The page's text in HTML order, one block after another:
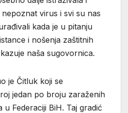
virus i svi su nas
kada je u pitanju
i nošenja zaštitnih
naša sugovornica.
je Čitluk koji se
jedan po broju zaraženih
u Federaciji BiH. Taj gradić